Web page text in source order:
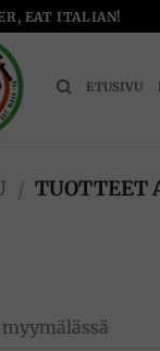
EAT ITALIAN!
ETUSIVU
/ TUOTTEET